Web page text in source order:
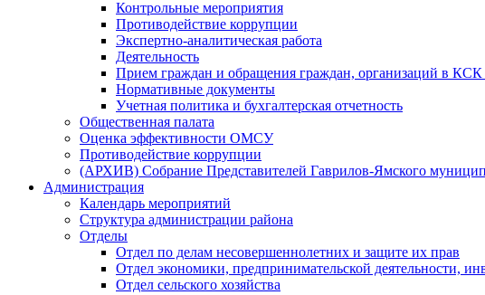
Контрольные мероприятия
Противодействие коррупции
Экспертно-аналитическая работа
Деятельность
Прием граждан и обращения граждан, организаций в
Нормативные документы
Учетная политика и бухгалтерская отчетность
Общественная палата
Оценка эффективности ОМСУ
Противодействие коррупции
(АРХИВ) Собрание Представителей Гаврилов-Ямского
Администрация
Календарь мероприятий
Структура администрации района
Отделы
Отдел по делам несовершеннолетних и защите их прав
Отдел экономики, предпринимательской деятельности,
Отдел сельского хозяйства